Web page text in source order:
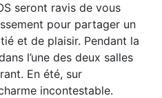
seront ravis de vous
pour partager un
et de plaisir. Pendant la
l’une des deux salles
En été, sur
incontestable.